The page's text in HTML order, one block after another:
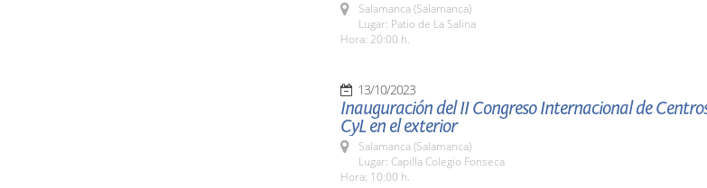
Salamanca (Salamanca)
Lugar: Patio de La Salina
Hora: 20:00 h.
13/10/2023
Inauguración del II Congreso Internacional de
CyL en el exterior
Salamanca (Salamanca)
Lugar: Capilla Colegio Fonseca
Hora: 10:00 h.